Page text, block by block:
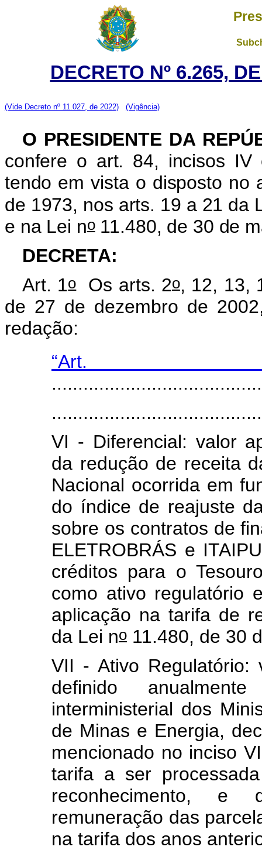
DECRETO Nº 6.265,
(Vide Decreto nº 11.027, de 2022) (Vigência)
O PRESIDENTE DA
confere o art. 84, incisos IV
tendo em vista o disposto no
de 1973, nos arts. 19 a 21 da
e na Lei no11.480, de 30 de
DECRETA:
Art. 1oOs arts. 2o, 12, 13,
de 27 de dezembro de
redação:
VI - Diferencial: valor
da redução de receita
Nacional ocorrida em
do índice de reajuste
sobre os contratos de
ELETROBRÁS e
créditos para o
como ativo regulatório
aplicação na tarifa de
da Lei no 11.480, de 30
VII - Ativo Regulatório:
definido
interministerial dos
de Minas e Energia,
mencionado no inciso
tarifa a ser
reconhecimento, e
remuneração das
na tarifa dos anos